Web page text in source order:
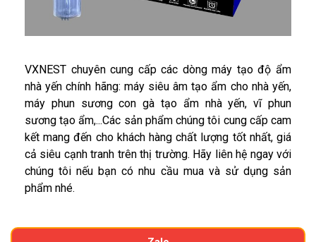
VXNEST chuyên cung cấp các dòng máy tạo độ ẩm
nhà yến chính hãng: máy siêu âm tạo ẩm cho nhà yến,
máy phun sương con gà tạo ẩm nhà yến, vĩ phun
sương tạo ẩm,...Các sản phẩm chúng tôi cung cấp cam
kết mang đến cho khách hàng chất lượng tốt nhất, giá
cả siêu cạnh tranh trên thị trường. Hãy liên hệ ngay với
chúng tôi nếu bạn có nhu cầu mua và sử dụng sản
phẩm nhé.